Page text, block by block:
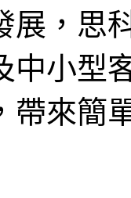
展，思
中小型
帶來簡